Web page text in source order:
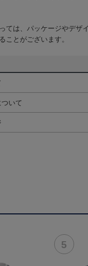
ては、パッケージやデザ
ことがございます。
いて